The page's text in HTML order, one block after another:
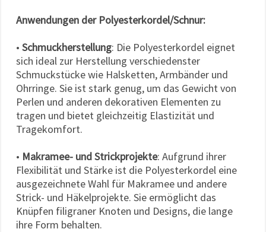
Anwendungen der Polyesterkordel/Schnur:
• Schmuckherstellung: Die Polyesterkordel eignet
sich ideal zur Herstellung verschiedenster
Schmuckstücke wie Halsketten, Armbänder und
Ohrringe. Sie ist stark genug, um das Gewicht von
Perlen und anderen dekorativen Elementen zu
tragen und bietet gleichzeitig Elastizität und
Tragekomfort.
• Makramee- und Strickprojekte: Aufgrund ihrer
Flexibilität und Stärke ist die Polyesterkordel eine
ausgezeichnete Wahl für Makramee und andere
Strick- und Häkelprojekte. Sie ermöglicht das
Knüpfen filigraner Knoten und Designs, die lange
ihre Form behalten.